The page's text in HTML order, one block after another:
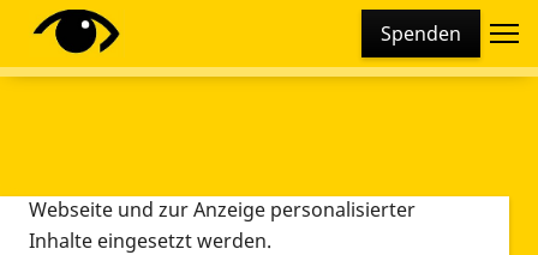
Spenden
Diese Webseite setzt verschiedene Cookies und
Tracking-Tools ein. Dies beinhaltet Cookies und
Webseite und zur Anzeige personalisierter
Inhalte eingesetzt werden.